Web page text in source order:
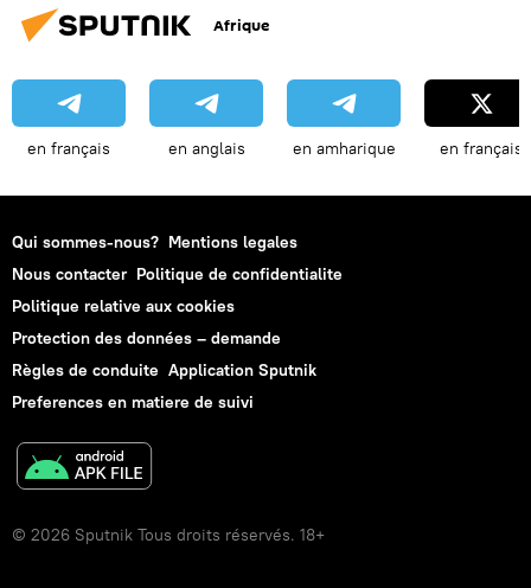
Afrique
en français en anglais en amharique en français
Qui sommes-nous? Mentions legales
Nous contacter Politique de confidentialite
Politique relative aux cookies
Protection des données – demande
Règles de conduite Application Sputnik
Preferences en matiere de suivi
© 2026 Sputnik Tous droits réservés. 18+